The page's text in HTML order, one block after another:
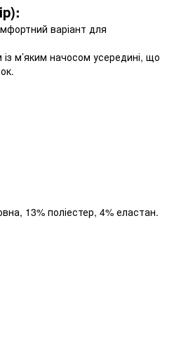
варіант для
м’яким начосом усередині, що
13% поліестер, 4% еластан.